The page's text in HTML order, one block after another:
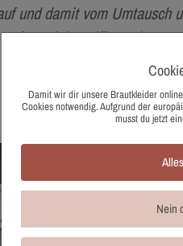
und damit vom
der
Damit wir dir unsere Brautkleider
Cookies notwendig. Aufgrund der
musst du jetzt
Nein